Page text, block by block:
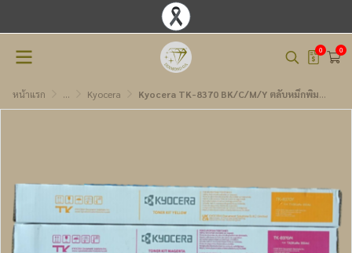
0 0
หน้าแรก ... Kyocera Kyocera TK-8370 BK/C/M/Y ตลับหมึกพิมพ์โทนเนอร์เลเซอร์